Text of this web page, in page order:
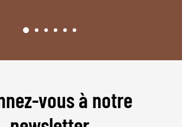
vous à notre